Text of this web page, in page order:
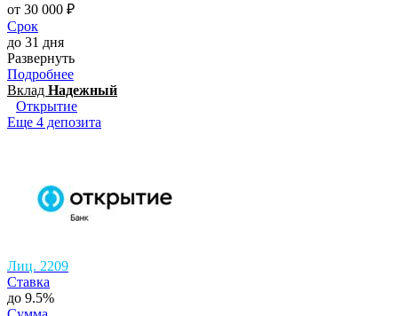
от 30 000 ₽
Срок
до 31 дня
Развернуть
Подробнее
Вклад Надежный
Открытие
Еще 4 депозита
Лиц. 2209
Ставка
до 9.5%